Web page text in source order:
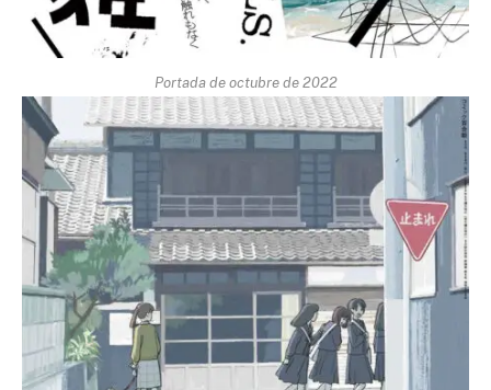
Portada de octubre de 2022